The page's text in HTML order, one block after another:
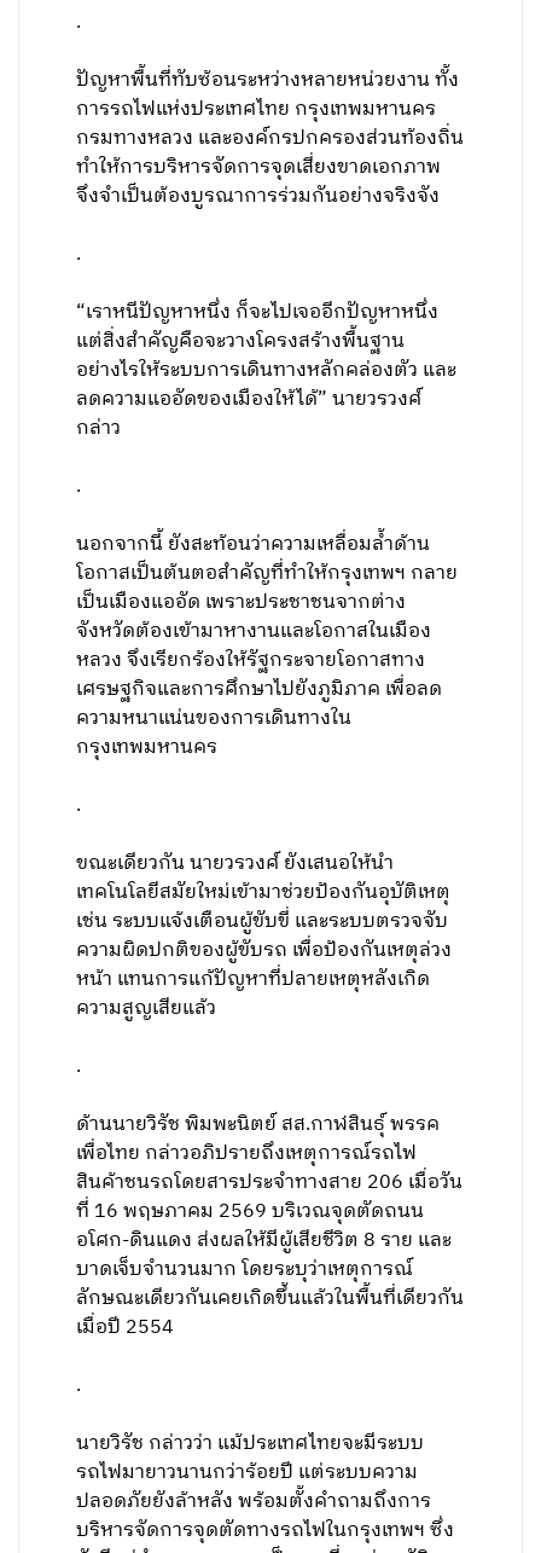
.
ปัญหาพื้นที่ทับซ้อนระหว่างหลายหน่วยงาน ทั้ง
การรถไฟแห่งประเทศไทย กรุงเทพมหานคร
กรมทางหลวง และองค์กรปกครองส่วนท้องถิ่น
ทำให้การบริหารจัดการจุดเสี่ยงขาดเอกภาพ
จึงจำเป็นต้องบูรณาการร่วมกันอย่างจริงจัง
.
“เราหนีปัญหาหนึ่ง ก็จะไปเจออีกปัญหาหนึ่ง
แต่สิ่งสำคัญคือจะวางโครงสร้างพื้นฐาน
อย่างไรให้ระบบการเดินทางหลักคล่องตัว และ
ลดความแออัดของเมืองให้ได้” นายวรวงศ์
กล่าว
.
นอกจากนี้ ยังสะท้อนว่าความเหลื่อมล้ำด้าน
โอกาสเป็นต้นตอสำคัญที่ทำให้กรุงเทพฯ กลาย
เป็นเมืองแออัด เพราะประชาชนจากต่าง
จังหวัดต้องเข้ามาหางานและโอกาสในเมือง
หลวง จึงเรียกร้องให้รัฐกระจายโอกาสทาง
เศรษฐกิจและการศึกษาไปยังภูมิภาค เพื่อลด
ความหนาแน่นของการเดินทางใน
กรุงเทพมหานคร
.
ขณะเดียวกัน นายวรวงศ์ ยังเสนอให้นำ
เทคโนโลยีสมัยใหม่เข้ามาช่วยป้องกันอุบัติเหตุ
เช่น ระบบแจ้งเตือนผู้ขับขี่ และระบบตรวจจับ
ความผิดปกติของผู้ขับรถ เพื่อป้องกันเหตุล่วง
หน้า แทนการแก้ปัญหาที่ปลายเหตุหลังเกิด
ความสูญเสียแล้ว
.
ด้านนายวิรัช พิมพะนิตย์ สส.กาฬสินธุ์ พรรค
เพื่อไทย กล่าวอภิปรายถึงเหตุการณ์รถไฟ
สินค้าชนรถโดยสารประจำทางสาย 206 เมื่อวัน
ที่ 16 พฤษภาคม 2569 บริเวณจุดตัดถนน
อโศก-ดินแดง ส่งผลให้มีผู้เสียชีวิต 8 ราย และ
บาดเจ็บจำนวนมาก โดยระบุว่าเหตุการณ์
ลักษณะเดียวกันเคยเกิดขึ้นแล้วในพื้นที่เดียวกัน
เมื่อปี 2554
.
นายวิรัช กล่าวว่า แม้ประเทศไทยจะมีระบบ
รถไฟมายาวนานกว่าร้อยปี แต่ระบบความ
ปลอดภัยยังล้าหลัง พร้อมตั้งคำถามถึงการ
บริหารจัดการจุดตัดทางรถไฟในกรุงเทพฯ ซึ่ง